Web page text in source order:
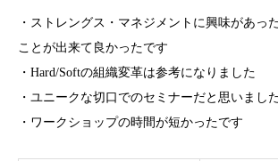
・ストレングス・マネジメントに興味があっ
ことが出来て良かったです
・Hard/Softの組織変革は参考になりました
・ユニークな切口でのセミナーだと思いまし
・ワークショップの時間が短かったです